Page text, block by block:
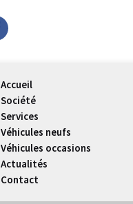
Accueil
Société
Services
Véhicules neufs
Véhicules occasions
Actualités
Contact